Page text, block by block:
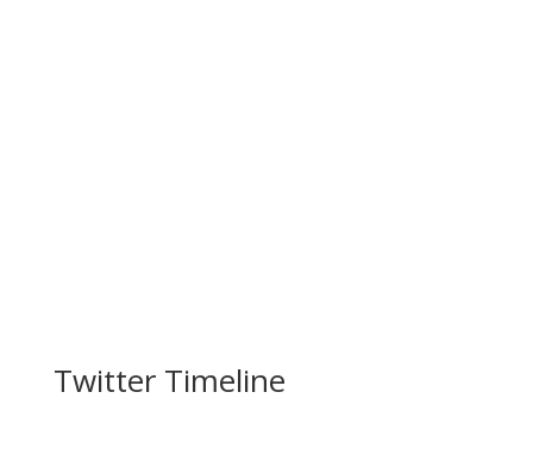
Twitter Timeline